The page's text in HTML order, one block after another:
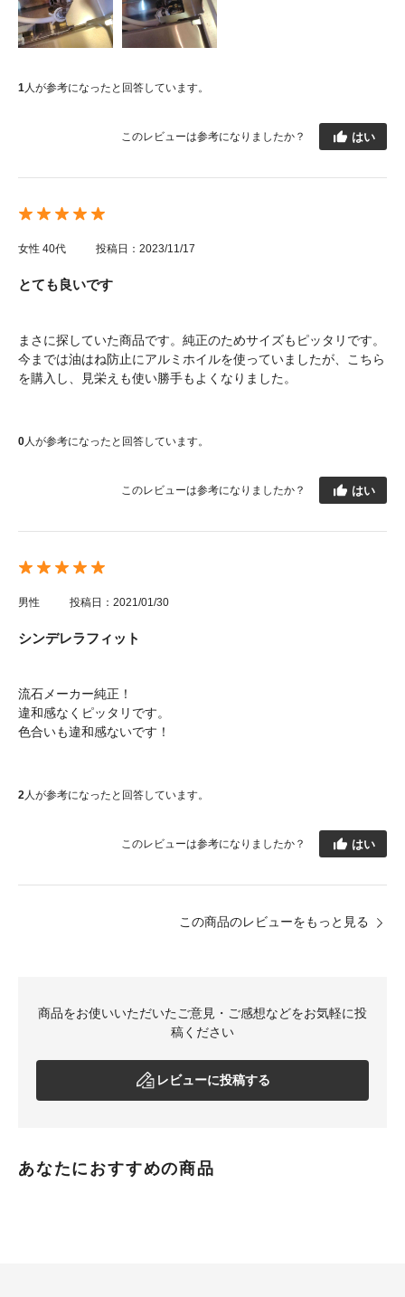
1人が参考になったと回答しています。
このレビューは参考になりましたか？ はい
女性 40代 投稿日：2023/11/17
とても良いです
まさに探していた商品です。純正のためサイズもピッタリです。
今までは油はね防止にアルミホイルを使っていましたが、こちら
を購入し、見栄えも使い勝手もよくなりました。
0人が参考になったと回答しています。
このレビューは参考になりましたか？ はい
男性 投稿日：2021/01/30
シンデレラフィット
流石メーカー純正！
違和感なくピッタリです。
色合いも違和感ないです！
2人が参考になったと回答しています。
このレビューは参考になりましたか？ はい
この商品のレビューをもっと見る
商品をお使いいただいたご意見・ご感想などをお気軽に投
稿ください
レビューに投稿する
あなたにおすすめの商品